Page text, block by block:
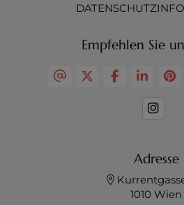
Empfehlen Sie
Adresse
1010 Wien